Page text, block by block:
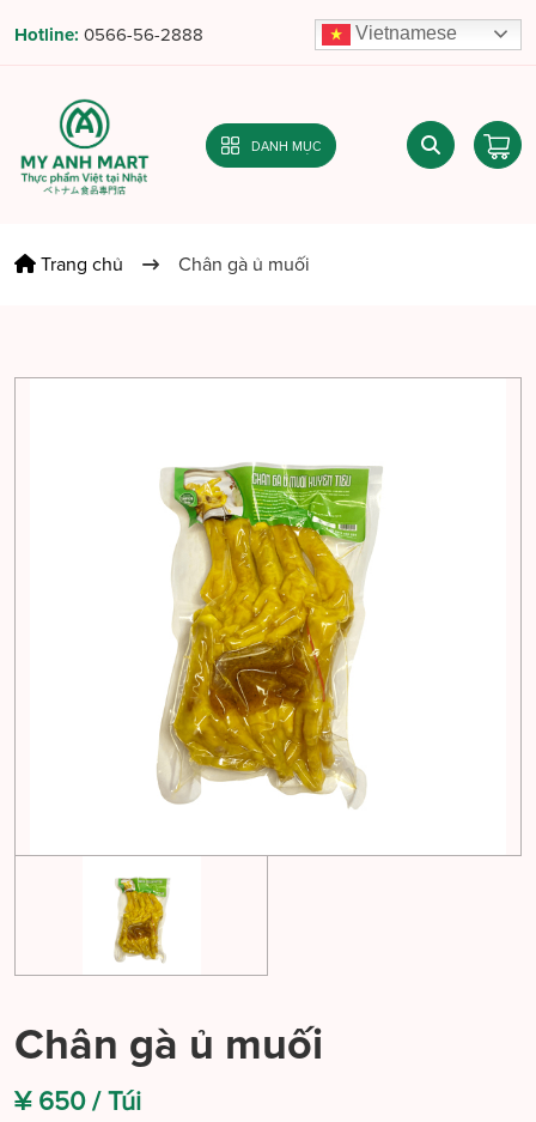
Hotline: 0566-56-2888 Vietnamese
DANH MỤC
Trang chủ Chân gà ủ muối
Chân gà ủ muối
¥ 650 /Túi